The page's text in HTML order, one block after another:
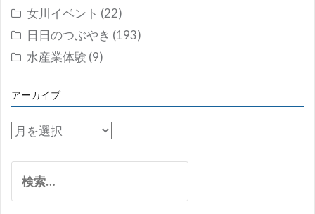
女川イベント (22)
日日のつぶやき (193)
水産業体験 (9)
アーカイブ
ア
イ
ブ
索: